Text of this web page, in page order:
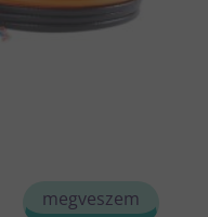
megveszem